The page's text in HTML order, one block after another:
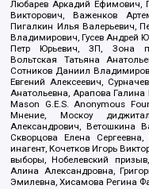
Любарев Аркадий Ефимович,
Викторович, Важенков
Пигалкин Илья Валерьевич,
Владимирович, Гусев Андрей
Петр Юрьевич, ЗП, Зона
Вольтская Татьяна
Сотников Даниил
Евгений Алексеевич,
Анатольевна, Арапова
Mason G.E.S. Anonymous
Мнение, Москоу
Александрович, Ветошкина
Скворцова Елена
инагент, Кочетков Игорь
выборы, Нобелевский
Алина Александровна,
Эмилевна, Хисамова Регина